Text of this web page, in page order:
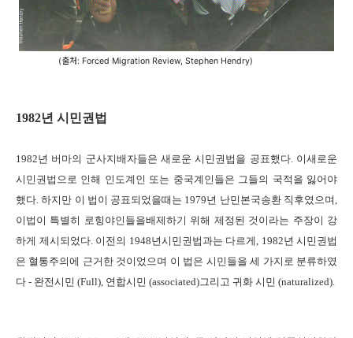
(출처: Forced Migration Review, Stephen Hendry)
1982년 시민권법
1982년 버마의 군사지배자들은 새로운 시민권법을 공표했다. 이새로운
시민권법으로 인해 인도계인 또는 중국계인들은 그들의 국적을 잃어야
했다.하지만 이 법이 공표되었을때는 1979년 난민본국송환 직후였으며,
이법이 특별히 로힝야인들을배제하기 위해 제정된 것이라는 주장이 강
하게 제시되었다. 이전의 1948년시민권법과는 다르게, 1982년 시민권법
은 혈통주의에 근거한 것이었으며 이 법은 시민들을 세 가지로 분류하였
다 - 완전시민 (Full), 연합시민 (associated)그리고 귀화 시민 (naturalized).